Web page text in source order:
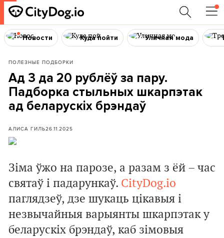
Новости Куда пойти Уличная мода
ПОЛЕЗНЫЕ ПОДБОРКИ
Ад 3 да 20 рублёў за пару.
Падборка стыльных шкарпэтак
ад беларускіх брэндаў
АЛИСА ГИЛЬ26.11.2025
Зіма ўжо на парозе, а разам з ёй – час
святаў і падарункаў. CityDog.io
паглядзеў, дзе шукаць цікавыя і
незвычайныя варыянты шкарпэтак у
беларускіх брэндаў, каб зімовыя